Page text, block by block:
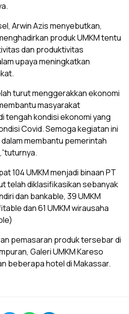
Arwin Azis menyebutkan,
produk UMKM tentu
dan produktivitas
upaya meningkatkan
turut menggerakkan ekonomi
masyarakat
tengah kondisi ekonomi yang
Covid. Semoga kegiatan ini
membantu pemerintah
104 UMKM menjadi binaan PT
telah diklasifikasikan sebanyak
dan bankable, 39 UMKM
dan 61 UMKM wirausaha
pemasaran produk tersebar di
Galeri UMKM Kareso
beberapa hotel di Makassar.